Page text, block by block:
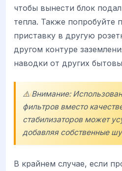
чтобы вынести блок
тепла. Также попробуйте
приставку в другую
другом контуре
наводки от других
⚠️ Внимание:
фильтров вместо
стабилизаторов может
добавляя собственные
В крайнем случае, если